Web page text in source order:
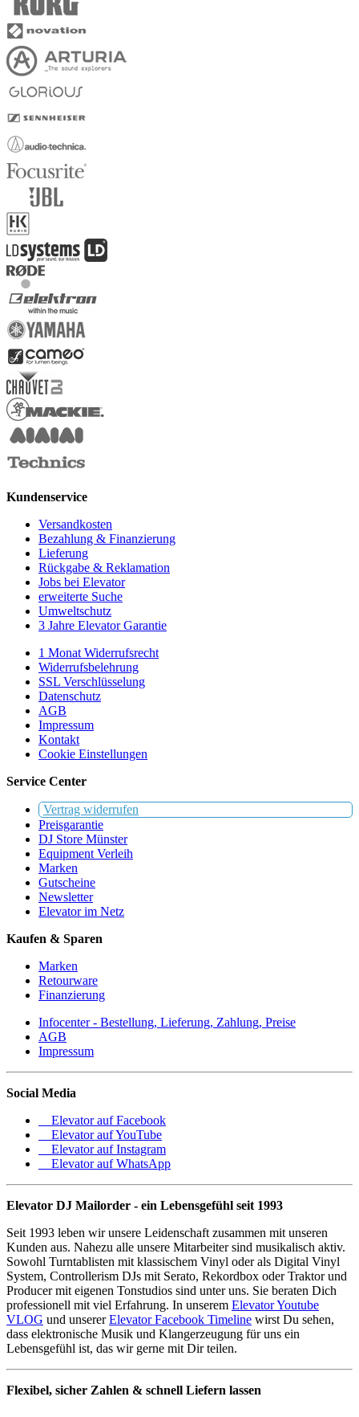
Kundenservice
Versandkosten
Bezahlung & Finanzierung
Lieferung
Rückgabe & Reklamation
Jobs bei Elevator
erweiterte Suche
Umweltschutz
3 Jahre Elevator Garantie
1 Monat Widerrufsrecht
Widerrufsbelehrung
SSL Verschlüsselung
Datenschutz
AGB
Impressum
Kontakt
Cookie Einstellungen
Service Center
Vertrag widerrufen
Preisgarantie
DJ Store Münster
Equipment Verleih
Marken
Gutscheine
Newsletter
Elevator im Netz
Kaufen & Sparen
Marken
Retourware
Finanzierung
Infocenter - Bestellung, Lieferung, Zahlung, Preise
AGB
Impressum
Social Media
Elevator auf Facebook
Elevator auf YouTube
Elevator auf Instagram
Elevator auf WhatsApp
Elevator DJ Mailorder - ein Lebensgefühl seit 1993
Seit 1993 leben wir unsere Leidenschaft zusammen mit unseren
Kunden aus. Nahezu alle unsere Mitarbeiter sind musikalisch aktiv.
Sowohl Turntablisten mit klassischem Vinyl oder als Digital Vinyl
System, Controllerism DJs mit Serato, Rekordbox oder Traktor und
Producer mit eigenen Tonstudios sind unter uns. Sie beraten Dich
professionell mit viel Erfahrung. In unserem Elevator Youtube
VLOG und unsererElevator Facebook Timeline wirst Du sehen,
dass elektronische Musik und Klangerzeugung für uns ein
Lebensgefühl ist, das wir gerne mit Dir teilen.
Flexibel, sicher Zahlen & schnell Liefern lassen